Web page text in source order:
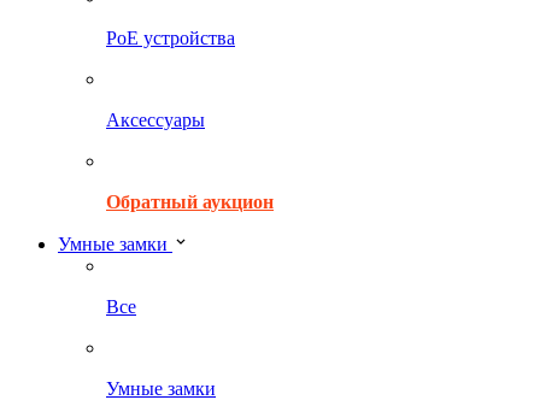
PoE устройства
Аксессуары
Обратный аукцион
Умные замки
Все
Умные замки